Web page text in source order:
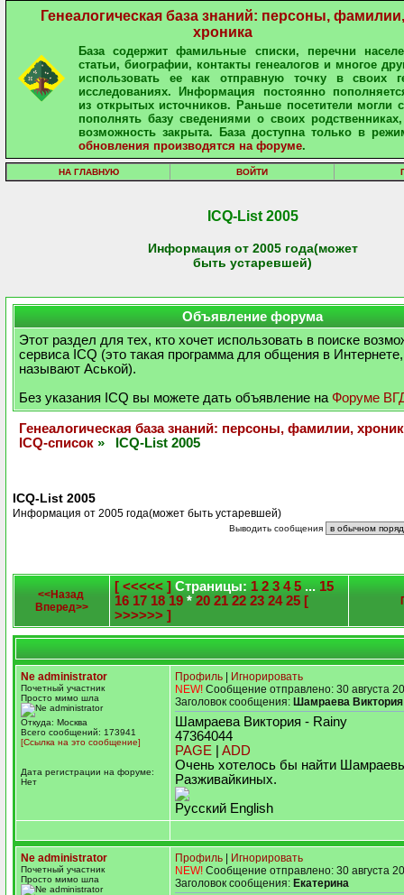
Генеалогическая база знаний: персоны, фамилии,
хроника
База содержит фамильные списки, перечни
статьи, биографии, контакты генеалогов и многое
использовать ее как отправную точку в своих
исследованиях. Информация постоянно
из открытых источников. Раньше посетители могли
пополнять базу сведениями о своих
возможность закрыта. База доступна только в
обновления производятся на форуме.
НА ГЛАВНУЮ ВОЙТИ
ICQ-List 2005
Информация от 2005 года(может
быть устаревшей)
Объявление форума
Этот раздел для тех, кто хочет использовать в поиске
сервиса ICQ (это такая программа для общения в
называют Аськой).
Без указания ICQ вы можете дать объявление на Форуме
Генеалогическая база знаний: персоны, фамилии,
ICQ-список » ICQ-List 2005
ICQ-List 2005
Информация от 2005 года(может быть устаревшей)
Выводить сообщения
<<Назад
Вперед>>
[ <<<<< ] Страницы: 1 2 3 4 5 ... 15
16 17 18 19 * 20 21 22 23 24 25 [
>>>>>> ]
Ne administrator
Почетный участник
Просто мимо шла
Откуда: Москва
Всего сообщений: 173941
[Ссылка на это сообщение]
Дата регистрации на форуме:
Нет
Профиль
Игнорировать
NEW! Сообщение отправлено: 30 августа
Заголовок сообщения: Шамраева Виктория
Шамраева Виктория - Rainy
47364044
PAGE
ADD
Очень хотелось бы найти
Разживайкиных.
Русский English
Ne administrator
Почетный участник
Просто мимо шла
Профиль
Игнорировать
NEW! Сообщение отправлено: 30 августа
Заголовок сообщения: Екатерина